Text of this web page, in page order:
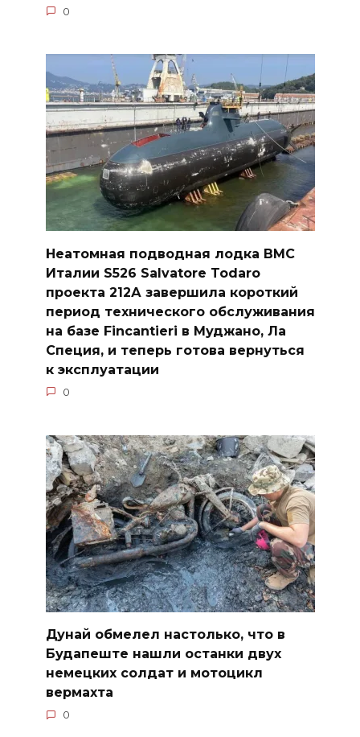
0
Неатомная подводная лодка ВМС
Италии S526 Salvatore Todaro
проекта 212А завершила короткий
период технического обслуживания
на базе Fincantieri в Муджано, Ла
Специя, и теперь готова вернуться
к эксплуатации
0
Дунай обмелел настолько, что в
Будапеште нашли останки двух
немецких солдат и мотоцикл
вермахта
0